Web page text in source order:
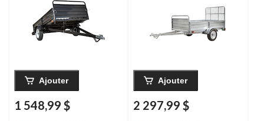
Ajouter
1 548,99 $
Ajouter
2 297,99 $